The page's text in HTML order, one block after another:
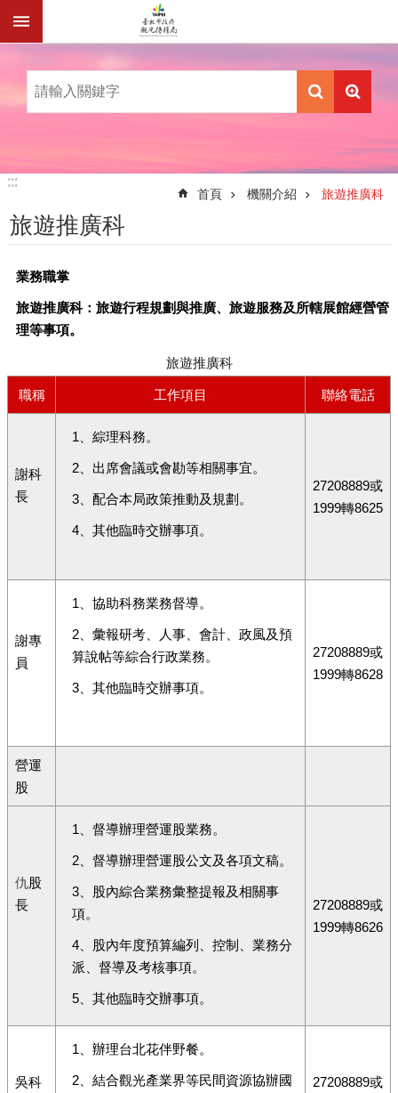
跳到主要內容區塊
:::
:::
首頁 機關介紹 旅遊推廣科
旅遊推廣科
業務職掌
旅遊推廣科：旅遊行程規劃與推廣、旅遊服務及所轄展館經營管
理等事項。
職稱 工作項目 聯絡電話
旅遊推廣科
謝科
長
1、綜理科務。
2、出席會議或會勘等相關事宜。
3、配合本局政策推動及規劃。
4、其他臨時交辦事項。
27208889或
1999轉8625
謝專
員
1、協助科務業務督導。
2、彙報研考、人事、會計、政風及預
算說帖等綜合行政業務。
3、其他臨時交辦事項。
27208889或
1999轉8628
營運
股
仇股
長
1、督導辦理營運股業務。
2、督導辦理營運股公文及各項文稿。
3、股內綜合業務彙整提報及相關事
項。
4、股內年度預算編列、控制、業務分
派、督導及考核事項。
5、其他臨時交辦事項。
27208889或
1999轉8626
吳科
1、辦理台北花伴野餐。
2、結合觀光產業界等民間資源協辦國
27208889或